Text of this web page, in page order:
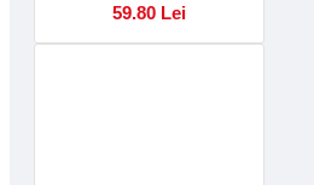
59.80 Lei